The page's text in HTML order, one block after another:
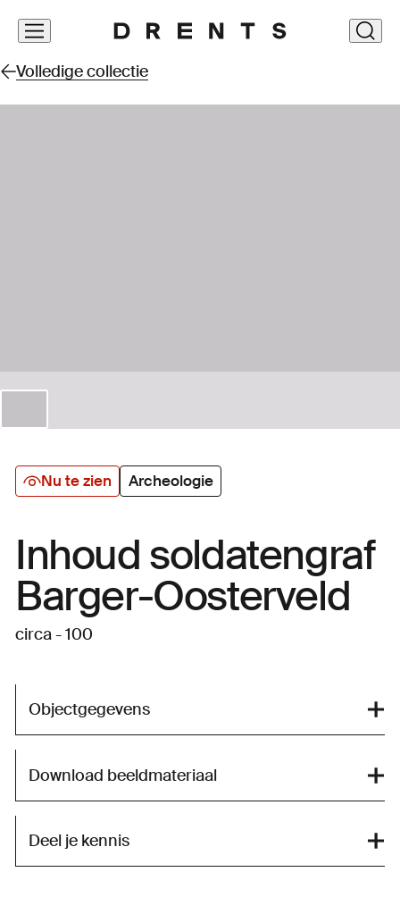
Navigatie
Volledige collectie
Nu te zien Archeologie
Inhoud soldatengraf
Barger-Oosterveld
circa - 100
Objectgegevens
Download beeldmateriaal
Deel je kennis